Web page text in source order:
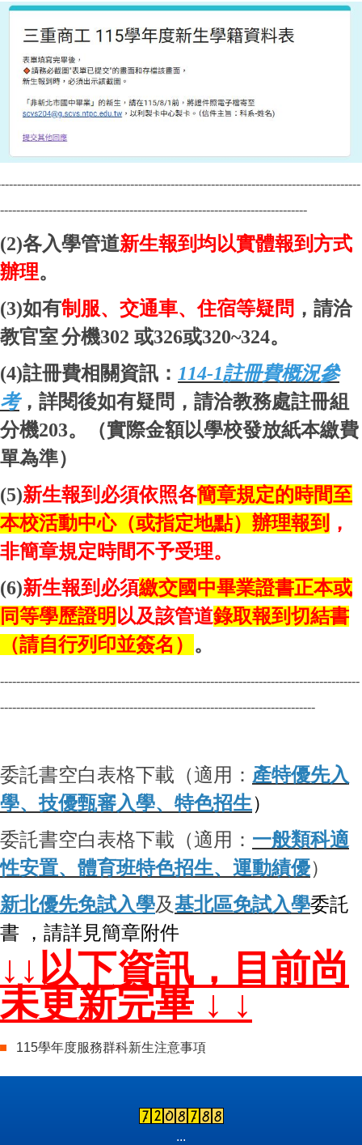
----------------------------------------------------------------------------
(2)各入學管道新生報到均以實體報到方式
辦理。
(3)如有制服、交通車、住宿等疑問 ，請洽
教官室分機302 或326或320~324。
(4)註冊費相關資訊： 114-1註冊費概況參
考，詳閱後如有疑問，請洽教務處註冊組
分機203。（實際金額以學校發放紙本繳費
單為準）
(5)新生報到必須依照各簡章規定的時間至
本校活動中心（或指定地點）辦理報到 ，
非簡章規定時間不予受理。
(6)新生報到必須繳交國中畢業證書正本或
同等學歷證明 以及該管道錄取報到切結書
（請自行列印並簽名） 。
-----------------------------------------------------------------------------------------
------------------------------------------------------------------------------
委託書空白表格下載（適用： 產特優先入
學、技優甄審入學、特色招生）
委託書空白表格下載（適用： 一般類科適
性安置、體育班特色招生、運動績優）
新北優先免試入學及基北區免試入學委託
書 ，請詳見簡章附件
↓↓以下資訊，目前尚
未更新完畢 ↓ ↓
115學年度服務群科新生注意事項
:::